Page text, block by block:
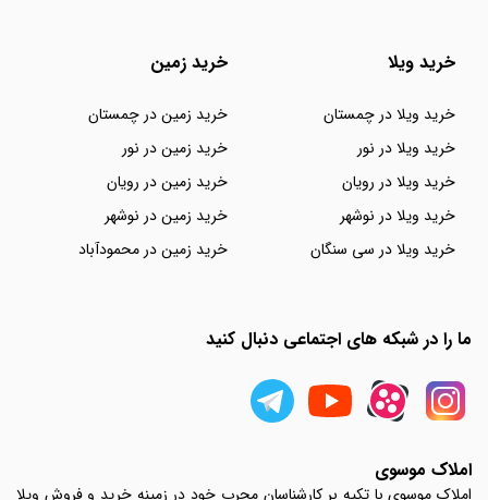
خرید ویلا
خرید ویلا در چمستان
خرید ویلا در نور
خرید ویلا در رویان
خرید ویلا در نوشهر
خرید ویلا در سی سنگان
خرید زمین
خرید زمین در چمستان
خرید زمین در نور
خرید زمین در رویان
خرید زمین در نوشهر
خرید زمین در محمودآباد
ما را در شبکه های اجتماعی دنبال کنید
املاک موسوی
املاک موسوی با تکیه بر کارشناسان مجرب خود در زمینه خرید و فروش ویلا